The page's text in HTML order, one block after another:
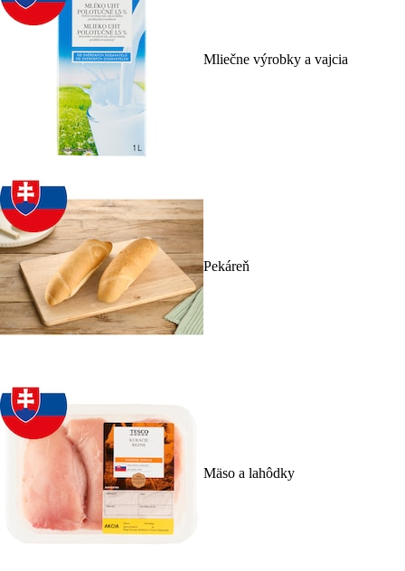
Mliečne výrobky a vajcia
Pekáreň
Mäso a lahôdky